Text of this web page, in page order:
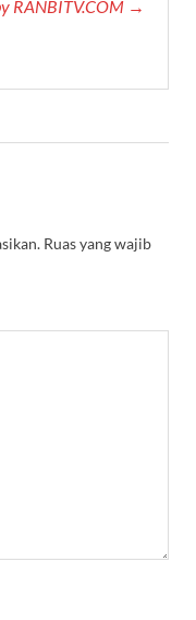
RANBITV.COM →
Ruas yang wajib